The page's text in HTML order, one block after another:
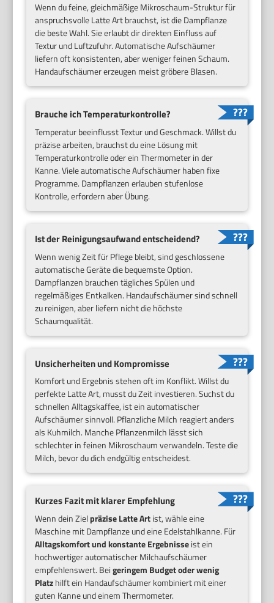
Wenn du feine, gleichmäßige Mikroschaum-Struktur für
anspruchsvolle Latte Art brauchst, ist die Dampflanze
die beste Wahl. Sie erlaubt dir direkten Einfluss auf
Textur und Luftzufuhr. Automatische Aufschäumer
liefern oft konsistenten, aber weniger feinen Schaum.
Handaufschäumer erzeugen meist gröbere Blasen.
Brauche ich Temperaturkontrolle?
Temperatur beeinflusst Textur und Geschmack. Willst du
präzise arbeiten, brauchst du eine Lösung mit
Temperaturkontrolle oder ein Thermometer in der
Kanne. Viele automatische Aufschäumer haben fixe
Programme. Dampflanzen erlauben stufenlose
Kontrolle, erfordern aber Übung.
Ist der Reinigungsaufwand entscheidend?
Wenn wenig Zeit für Pflege bleibt, sind geschlossene
automatische Geräte die bequemste Option.
Dampflanzen brauchen tägliches Spülen und
regelmäßiges Entkalken. Handaufschäumer sind schnell
zu reinigen, aber liefern nicht die höchste
Schaumqualität.
Unsicherheiten und Kompromisse
Komfort und Ergebnis stehen oft im Konflikt. Willst du
perfekte Latte Art, musst du Zeit investieren. Suchst du
schnellen Alltagskaffee, ist ein automatischer
Aufschäumer sinnvoll. Pflanzliche Milch reagiert anders
als Kuhmilch. Manche Pflanzenmilch lässt sich
schlechter in feinen Mikroschaum verwandeln. Teste die
Milch, bevor du dich endgültig entscheidest.
Kurzes Fazit mit klarer Empfehlung
Wenn dein Zielpräzise Latte Artist, wähle eine
Maschine mit Dampflanze und eine Edelstahlkanne. Für
Alltagskomfort und konstante Ergebnisseist ein
hochwertiger automatischer Milchaufschäumer
empfehlenswert. Beigeringem Budget oder wenig
Platzhilft ein Handaufschäumer kombiniert mit einer
guten Kanne und einem Thermometer.